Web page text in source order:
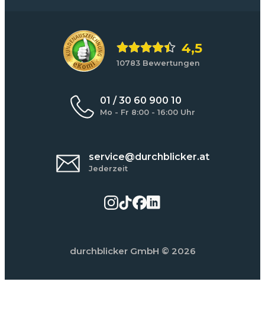
4,5
10783 Bewertungen
01 / 30 60 900 10
Mo - Fr 8:00 - 16:00 Uhr
service@durchblicker.at
Jederzeit
durchblicker GmbH © 2026